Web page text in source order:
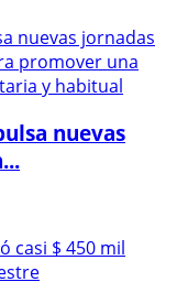
nuevas